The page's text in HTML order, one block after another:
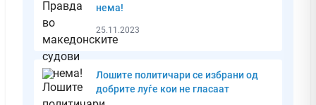
нема!
25.11.2023
Лошите политичари се избрани од
добрите луѓе кои не гласаат